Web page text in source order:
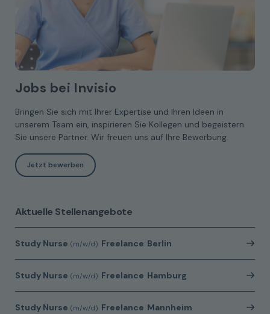
Jobs bei Invisio
Bringen Sie sich mit Ihrer Expertise und Ihren Ideen in
unserem Team ein, inspirieren Sie Kollegen und begeistern
Sie unsere Partner. Wir freuen uns auf Ihre Bewerbung.
Jetzt bewerben
Aktuelle Stellenangebote
Study Nurse (m/w/d) Freelance Berlin
Study Nurse (m/w/d) Freelance Hamburg
Study Nurse (m/w/d) Freelance Mannheim